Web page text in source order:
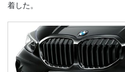
着した。